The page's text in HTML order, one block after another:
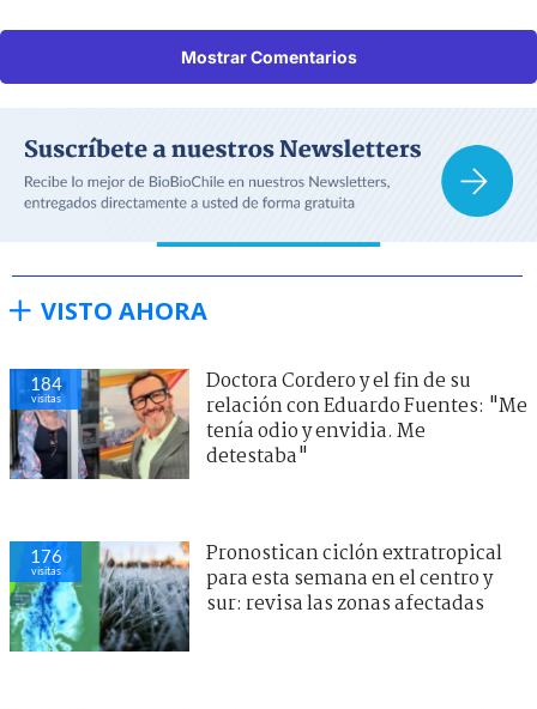
Mostrar Comentarios
VISTO AHORA
184
visitas
Doctora Cordero y el fin de su
relación con Eduardo Fuentes: "Me
tenía odio y envidia. Me
detestaba"
176
visitas
Pronostican ciclón extratropical
para esta semana en el centro y
sur: revisa las zonas afectadas